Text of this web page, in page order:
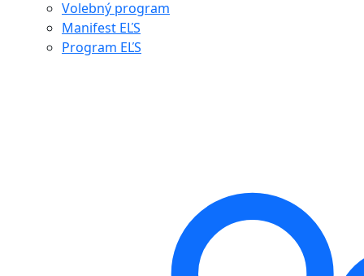
Volebný program
Manifest EĽS
Program EĽS